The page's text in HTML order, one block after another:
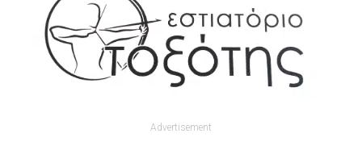
Advertisement